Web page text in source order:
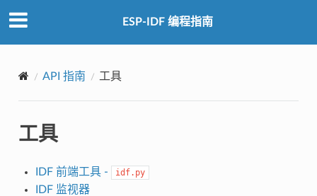
ESP-IDF 编程指南
API 指南 工具
工具
IDF 前端工具 - idf.py
IDF 监视器